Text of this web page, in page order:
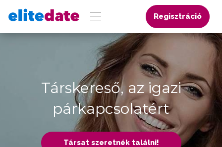
Regisztráció
Társkereső, az igazi
párkapcsolatért
Társat szeretnék találni!